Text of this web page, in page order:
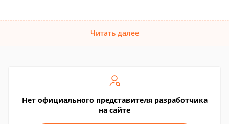
Читать далее
Нет официального представителя разработчика
на сайте